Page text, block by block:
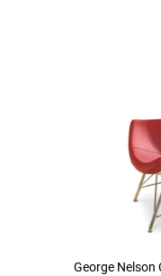
George Nelson